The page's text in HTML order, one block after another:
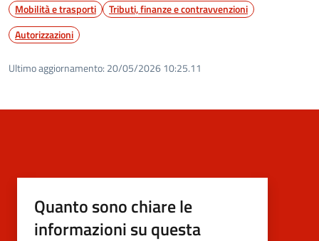
Mobilità e trasporti
Tributi, finanze e contravvenzioni
Autorizzazioni
Ultimo aggiornamento: 20/05/2026 10:25.11
Quanto sono chiare le
informazioni su questa